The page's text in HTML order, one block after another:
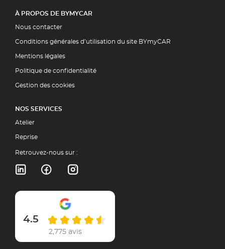
À PROPOS DE BYMYCAR
Nous contacter
Conditions générales d’utilisation du site BYmyCAR
Mentions légales
Politique de confidentialité
Gestion des cookies
NOS SERVICES
Atelier
Reprise
Retrouvez-nous sur :
4.5
2,775 avis